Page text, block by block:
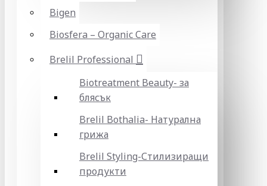
Bigen
Biosfera – Organic Care
Brelil Professional
Biotreatment Beauty- за
блясък
Brelil Bothalia- Натурална
грижа
Brelil Styling-Стилизиращи
продукти